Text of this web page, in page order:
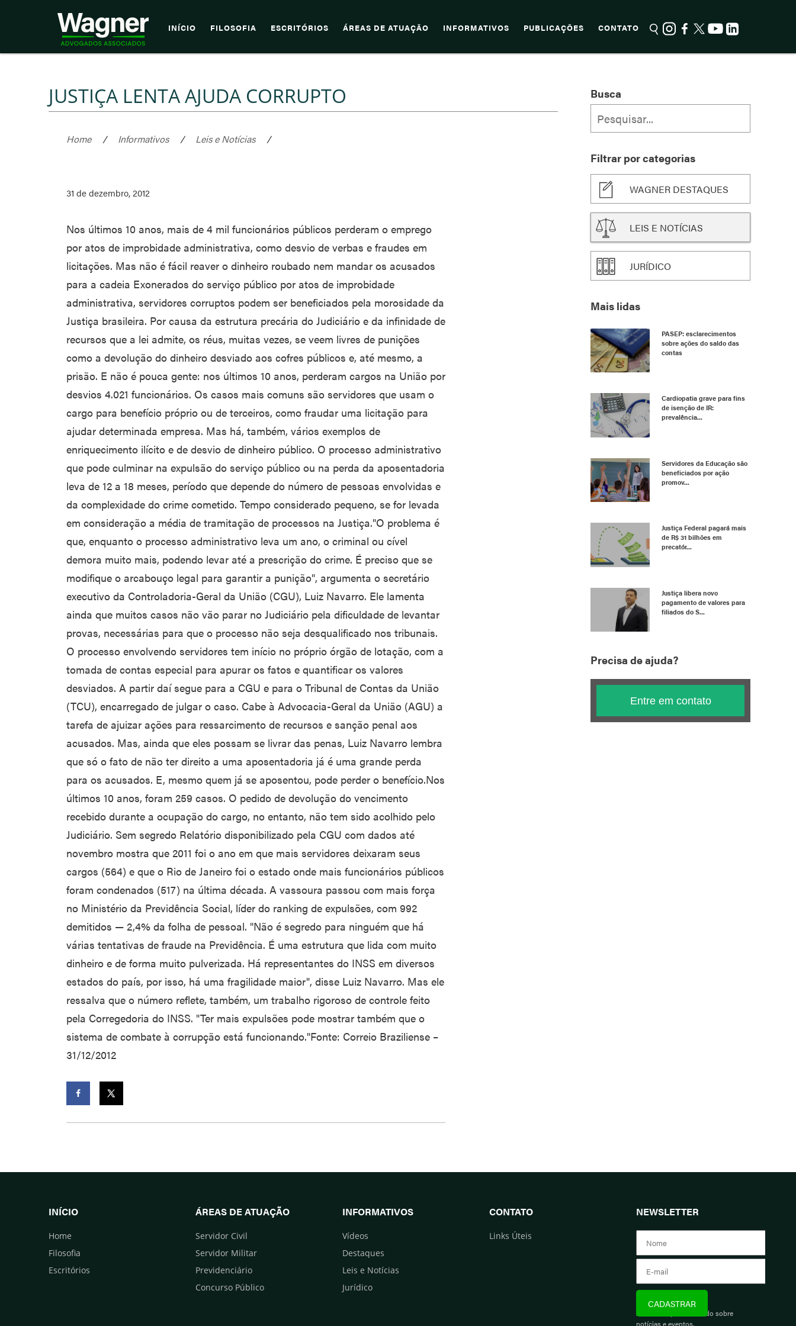
INÍCIO FILOSOFIA ESCRITÓRIOS ÁREAS DE ATUAÇÃO INFORMATIVOS PUBLICAÇÕES CONTATO
JUSTIÇA LENTA AJUDA CORRUPTO
Home / Informativos / Leis e Notícias /
31 de dezembro, 2012
Nos últimos 10 anos, mais de 4 mil funcionários públicos perderam o emprego
por atos de improbidade administrativa, como desvio de verbas e fraudes em
licitações. Mas não é fácil reaver o dinheiro roubado nem mandar os acusados
para a cadeia Exonerados do serviço público por atos de improbidade
administrativa, servidores corruptos podem ser beneficiados pela morosidade da
Justiça brasileira. Por causa da estrutura precária do Judiciário e da infinidade de
recursos que a lei admite, os réus, muitas vezes, se veem livres de punições
como a devolução do dinheiro desviado aos cofres públicos e, até mesmo, a
prisão. E não é pouca gente: nos últimos 10 anos, perderam cargos na União por
desvios 4.021 funcionários. Os casos mais comuns são servidores que usam o
cargo para benefício próprio ou de terceiros, como fraudar uma licitação para
ajudar determinada empresa. Mas há, também, vários exemplos de
enriquecimento ilícito e de desvio de dinheiro público. O processo administrativo
que pode culminar na expulsão do serviço público ou na perda da aposentadoria
leva de 12 a 18 meses, período que depende do número de pessoas envolvidas e
da complexidade do crime cometido. Tempo considerado pequeno, se for levada
em consideração a média de tramitação de processos na Justiça."O problema é
que, enquanto o processo administrativo leva um ano, o criminal ou cível
demora muito mais, podendo levar até a prescrição do crime. É preciso que se
modifique o arcabouço legal para garantir a punição", argumenta o secretário
executivo da Controladoria-Geral da União (CGU), Luiz Navarro. Ele lamenta
ainda que muitos casos não vão parar no Judiciário pela dificuldade de levantar
provas, necessárias para que o processo não seja desqualificado nos tribunais.
O processo envolvendo servidores tem início no próprio órgão de lotação, com a
tomada de contas especial para apurar os fatos e quantificar os valores
desviados. A partir daí segue para a CGU e para o Tribunal de Contas da União
(TCU), encarregado de julgar o caso. Cabe à Advocacia-Geral da União (AGU) a
tarefa de ajuizar ações para ressarcimento de recursos e sanção penal aos
acusados. Mas, ainda que eles possam se livrar das penas, Luiz Navarro lembra
que só o fato de não ter direito a uma aposentadoria já é uma grande perda
para os acusados. E, mesmo quem já se aposentou, pode perder o benefício.Nos
últimos 10 anos, foram 259 casos. O pedido de devolução do vencimento
recebido durante a ocupação do cargo, no entanto, não tem sido acolhido pelo
Judiciário. Sem segredo Relatório disponibilizado pela CGU com dados até
novembro mostra que 2011 foi o ano em que mais servidores deixaram seus
cargos (564) e que o Rio de Janeiro foi o estado onde mais funcionários públicos
foram condenados (517) na última década. A vassoura passou com mais força
no Ministério da Previdência Social, líder do ranking de expulsões, com 992
demitidos — 2,4% da folha de pessoal. "Não é segredo para ninguém que há
várias tentativas de fraude na Previdência. É uma estrutura que lida com muito
dinheiro e de forma muito pulverizada. Há representantes do INSS em diversos
estados do país, por isso, há uma fragilidade maior", disse Luiz Navarro. Mas ele
ressalva que o número reflete, também, um trabalho rigoroso de controle feito
pela Corregedoria do INSS. "Ter mais expulsões pode mostrar também que o
sistema de combate à corrupção está funcionando."Fonte: Correio Braziliense –
31/12/2012
Busca
Filtrar por categorias
WAGNER DESTAQUES
LEIS E NOTÍCIAS
JURÍDICO
Mais lidas
PASEP: esclarecimentos
sobre ações do saldo das
contas
Cardiopatia grave para fins
de isenção de IR:
prevalência...
Servidores da Educação são
beneficiados por ação
promov...
Justiça Federal pagará mais
de R$ 31 bilhões em
precatór...
Justiça libera novo
pagamento de valores para
filiados do S...
Precisa de ajuda?
Entre em contato
INÍCIO
Home
Filosofia
Escritórios
ÁREAS DE ATUAÇÃO
Servidor Civil
Servidor Militar
Previdenciário
Concurso Público
INFORMATIVOS
Vídeos
Destaques
Leis e Notícias
Jurídico
CONTATO
Links Úteis
NEWSLETTER
Assine e fique informado sobre
notícias e eventos.